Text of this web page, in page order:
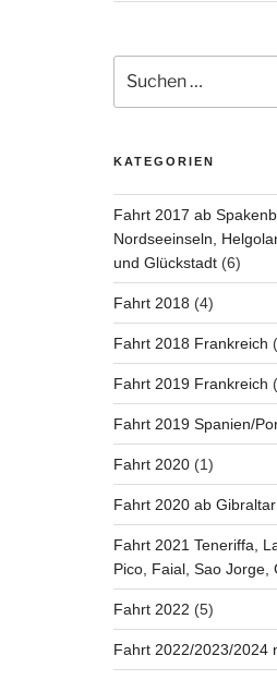
nach:
KATEGORIEN
Fahrt 2017 ab
Nordseeinseln,
und Glückstadt(6)
Fahrt 2018 (4)
Fahrt 2018 Frankreich
Fahrt 2019 Frankreich
Fahrt 2019 Spanien/
Fahrt 2020(1)
Fahrt 2020 ab
Fahrt 2021 Teneriffa,
Pico, Faial, Sao Jorge,
Fahrt 2022 (5)
Fahrt 2022/2023/2024